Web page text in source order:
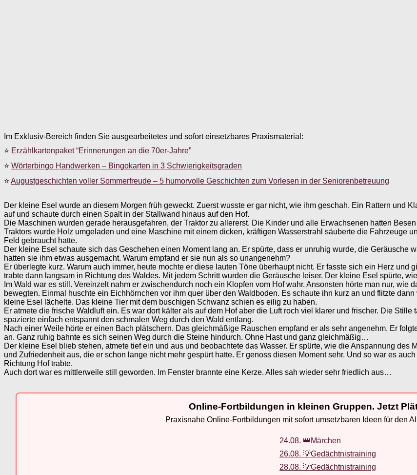
Im Exklusiv-Bereich finden Sie ausgearbeitetes und sofort einsetzbares Praxismaterial:
⭐ Erzählkartenpaket “Erinnerungen an die 70er-Jahre”
⭐ Wörterbingo Handwerken – Bingokarten in 3 Schwierigkeitsgraden
⭐ Augustgeschichten voller Sommerfreude – 5 humorvolle Geschichten zum Vorlesen in der Seniorenbetreuung
Der kleine Esel wurde an diesem Morgen früh geweckt. Zuerst wusste er gar nicht, wie ihm geschah. Ein Rattern und
auf und schaute durch einen Spalt in der Stallwand hinaus auf den Hof.
Die Maschinen wurden gerade herausgefahren, der Traktor zu allererst. Die Kinder und alle Erwachsenen hatten
Traktors wurde Holz umgeladen und eine Maschine mit einem dicken, kräftigen Wasserstrahl säuberte die Fahrzeuge
Feld gebraucht hatte.
Der kleine Esel schaute sich das Geschehen einen Moment lang an. Er spürte, dass er unruhig wurde, die Geräusche
hatten sie ihm etwas ausgemacht. Warum empfand er sie nun als so unangenehm?
Er überlegte kurz. Warum auch immer, heute mochte er diese lauten Töne überhaupt nicht. Er fasste sich ein Herz und
trabte dann langsam in Richtung des Waldes. Mit jedem Schritt wurden die Geräusche leiser. Der kleine Esel spürte,
Im Wald war es still. Vereinzelt nahm er zwischendurch noch ein Klopfen vom Hof wahr. Ansonsten hörte man nur,
bewegten. Einmal huschte ein Eichhörnchen vor ihm quer über den Waldboden. Es schaute ihn kurz an und flitzte
kleine Esel lächelte. Das kleine Tier mit dem buschigen Schwanz schien es eilig zu haben.
Er atmete die frische Waldluft ein. Es war dort kälter als auf dem Hof aber die Luft roch viel klarer und frischer. Die
spazierte einfach entspannt den schmalen Weg durch den Wald entlang.
Nach einer Weile hörte er einen Bach plätschern. Das gleichmäßige Rauschen empfand er als sehr angenehm. Er
an. Ganz ruhig bahnte es sich seinen Weg durch die Steine hindurch. Ohne Hast und ganz gleichmäßig…
Der kleine Esel blieb stehen, atmete tief ein und aus und beobachtete das Wasser. Er spürte, wie die Anspannung
und Zufriedenheit aus, die er schon lange nicht mehr gespürt hatte. Er genoss diesen Moment sehr. Und so war es
Richtung Hof trabte.
Auch dort war es mittlerweile still geworden. Im Fenster brannte eine Kerze. Alles sah wieder sehr friedlich aus…
Online-Fortbildungen in kleinen Gruppen. Jetzt
Praxisnahe Online-Fortbildungen mit sofort umsetzbaren Ideen für den
24.08. 👑Märchen
26.08. 💡Gedächtnistraining
28.08. 💡Gedächtnistraining